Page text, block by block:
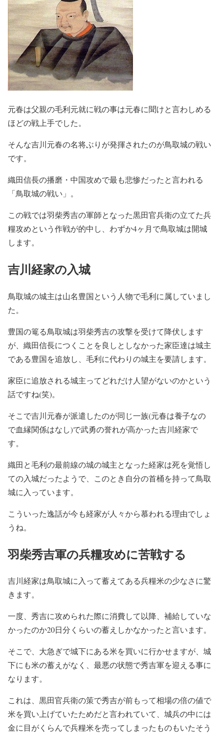
元春は父親の毛利元就に戦の事は元春に聞けと言わしめる
ほどの戦上手でした。
そんな吉川元春の名将ぶりが発揮されたのが鳥取城の戦い
です。
織田信長の播磨・中国攻めで最も悲惨だったと言われる
「鳥取城の戦い」。
この戦では羽柴秀吉の軍師となった黒田官兵衛の立てた兵
糧攻めという作戦が的中し、わずか4ヶ月で鳥取城は開城
します。
吉川経家の入城
鳥取城の城主は山名豊国という人物で毛利に属していまし
た。
豊国の篭る鳥取城は羽柴秀吉の攻撃を受けて降伏します
が、織田信長につくことを良しとしなかった家臣達は城主
である豊国を追放し、毛利に代わりの城主を要請します。
家臣に追放される城主ってどれだけ人望がないのかという
話ですね(笑)。
そこで吉川元春が派遣したのが同じ一族(元春は養子なの
で血縁関係はなし)で武勇の誉れが高かった吉川経家で
す。
織田と毛利の最前線の城の城主となった経家は死を覚悟し
ての入城だったようで、このとき自分の首桶を持って鳥取
城に入っています。
こういった逸話が今も経家が人々から慕われる理由でしょ
うね。
羽柴秀吉軍の兵糧攻めに苦戦する
吉川経家は鳥取城に入って蓄えてある兵糧米の少なさに驚
きます。
一度、秀吉に攻められた際に消費して以降、補給していな
かったのか20日分くらいの蓄えしかなかったと言います。
そこで、大急ぎで城下にある米を買いに行かせますが、城
下にも米の蓄えがなく、最悪の状態で秀吉軍を迎える事に
なります。
これは、黒田官兵衛の策で秀吉が前もって相場の倍の値で
米を買い上げていたためだと言われていて、城兵の中には
金に目がくらんで兵糧米を売ってしまったものもいたそう